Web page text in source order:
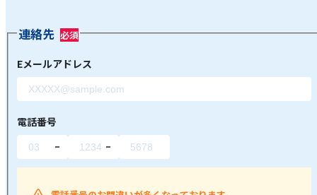
連絡先
Eメールアドレス
電話番号